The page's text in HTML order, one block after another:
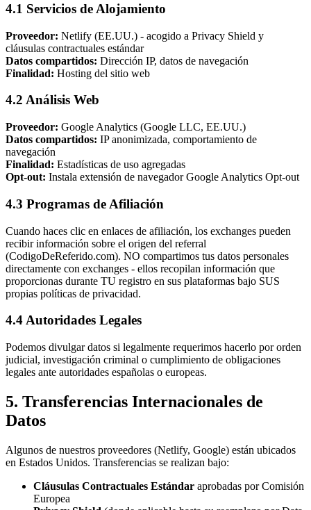
4.1 Servicios de Alojamiento
Proveedor: Netlify (EE.UU.) - acogido a Privacy Shield y
cláusulas contractuales estándar
Datos compartidos: Dirección IP, datos de navegación
Finalidad: Hosting del sitio web
4.2 Análisis Web
Proveedor: Google Analytics (Google LLC, EE.UU.)
Datos compartidos: IP anonimizada, comportamiento de
navegación
Finalidad: Estadísticas de uso agregadas
Opt-out: Instala extensión de navegador Google Analytics Opt-out
4.3 Programas de Afiliación
Cuando haces clic en enlaces de afiliación, los exchanges pueden
recibir información sobre el origen del referral
(CodigoDeReferido.com). NO compartimos tus datos personales
directamente con exchanges - ellos recopilan información que
proporcionas durante TU registro en sus plataformas bajo SUS
propias políticas de privacidad.
4.4 Autoridades Legales
Podemos divulgar datos si legalmente requerimos hacerlo por orden
judicial, investigación criminal o cumplimiento de obligaciones
legales ante autoridades españolas o europeas.
5. Transferencias Internacionales de
Datos
Algunos de nuestros proveedores (Netlify, Google) están ubicados
en Estados Unidos. Transferencias se realizan bajo:
Cláusulas Contractuales Estándar aprobadas por Comisión
Europea